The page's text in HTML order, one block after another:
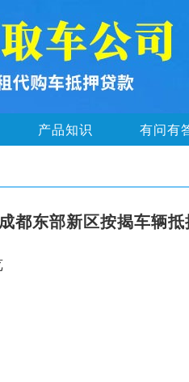
产品知识 有问有
成都东部新区按揭车辆